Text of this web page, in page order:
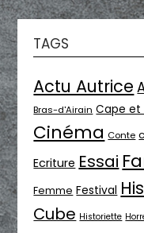
TAGS
Actu Autrice
Bras-d'Airain Cape et
Cinéma Conte
Ecriture Essai
Femme Festival
Cube Historiette